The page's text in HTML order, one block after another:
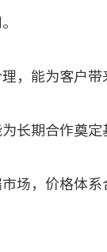
能为客户带
期合作奠定
，价格体系